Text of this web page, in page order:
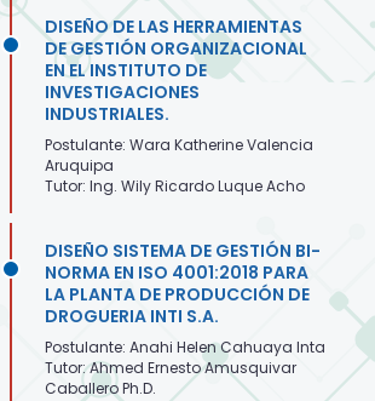
DISEÑO DE LAS HERRAMIENTAS
DE GESTIÓN ORGANIZACIONAL
EN EL INSTITUTO DE
INVESTIGACIONES
INDUSTRIALES.
Postulante: Wara Katherine Valencia
Aruquipa
Tutor: Ing. Wily Ricardo Luque Acho
DISEÑO SISTEMA DE GESTIÓN BI-
NORMA EN ISO 4001:2018 PARA
LA PLANTA DE PRODUCCIÓN DE
DROGUERIA INTI S.A.
Postulante: Anahi Helen Cahuaya Inta
Tutor: Ahmed Ernesto Amusquivar
Caballero Ph.D.